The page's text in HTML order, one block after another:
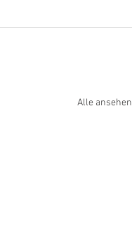
Alle ansehen